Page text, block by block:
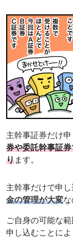
主幹事証券だけ申
券や委託幹事証
ります。
主幹事だけで申し
金の管理が大変な
ご自身の可能な
申し込むことに